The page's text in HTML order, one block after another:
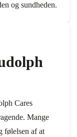
og sundheden.
Cares
Mange
følelsen af at